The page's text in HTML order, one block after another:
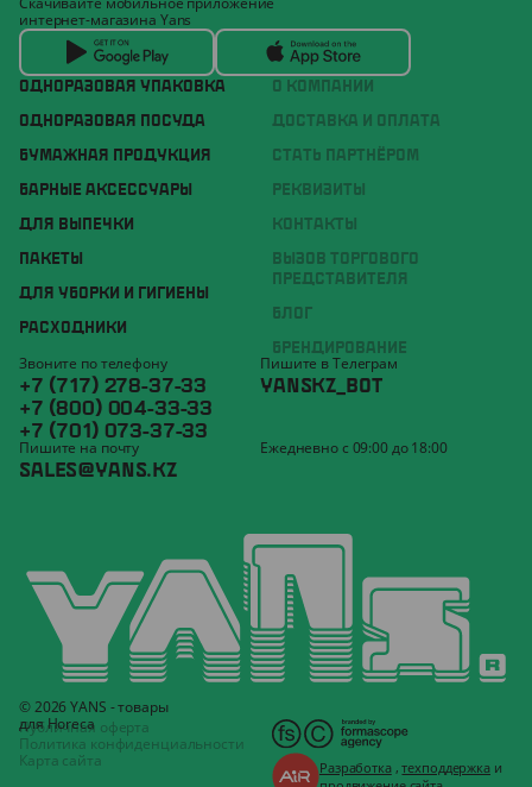
ОДНОРАЗОВАЯ УПАКОВКА
ОДНОРАЗОВАЯ ПОСУДА
БУМАЖНАЯ ПРОДУКЦИЯ
БАРНЫЕ АКСЕССУАРЫ
ДЛЯ ВЫПЕЧКИ
ПАКЕТЫ
ДЛЯ УБОРКИ И ГИГИЕНЫ
РАСХОДНИКИ
О КОМПАНИИ
ДОСТАВКА И ОПЛАТА
СТАТЬ ПАРТНЁРОМ
РЕКВИЗИТЫ
КОНТАКТЫ
ВЫЗОВ ТОРГОВОГО
ПРЕДСТАВИТЕЛЯ
БЛОГ
БРЕНДИРОВАНИЕ
интернет-магазина Yans
Звоните по телефону
+7 (717) 278-37-33
+7 (800) 004-33-33
+7 (701) 073-37-33
Пишите в Телеграм
YANSKZ_BOT
Пишите на почту
SALES@YANS.KZ
Ежедневно с 09:00 до 18:00
© 2026 YANS - товары
для Horeca
Публичная оферта
Политика конфиденциальности
Карта сайта
Разработка,техподдержка и